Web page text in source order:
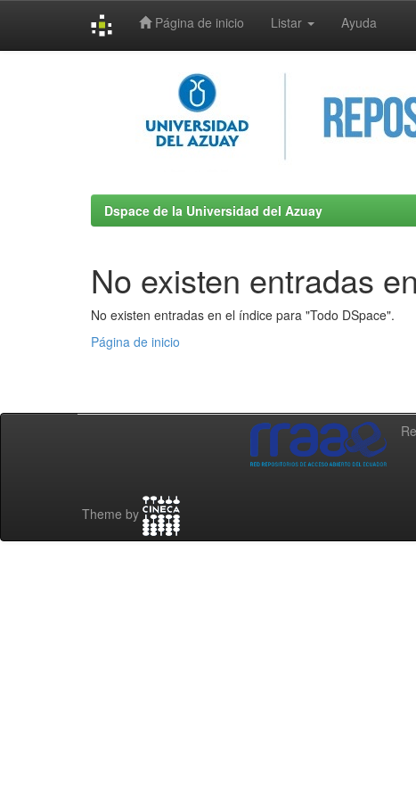
Página de inicio Listar Ayuda
Dspace de la Universidad del Azuay
No existen entradas
No existen entradas en el índice para "Todo DSpace".
Página de inicio
Theme by